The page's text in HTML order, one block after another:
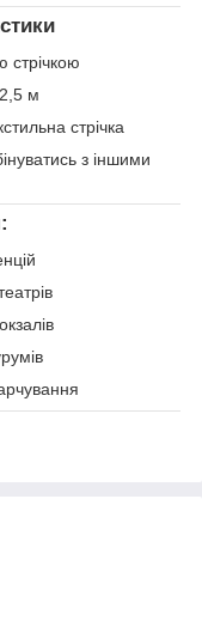
стрічкою
м
стрічка
з іншими